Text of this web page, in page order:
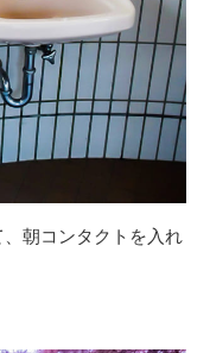
朝コンタクトを入れ